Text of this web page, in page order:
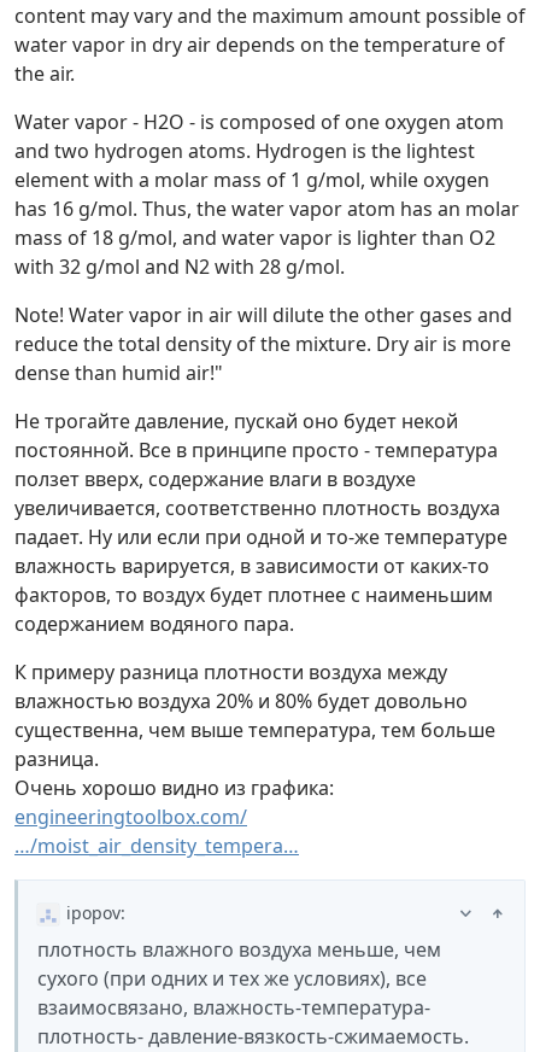
content may vary and the maximum amount possible of
water vapor in dry air depends on the temperature of
the air.
Water vapor - H2O - is composed of one oxygen atom
and two hydrogen atoms. Hydrogen is the lightest
element with a molar mass of 1 g/mol, while oxygen
has 16 g/mol. Thus, the water vapor atom has an molar
mass of 18 g/mol, and water vapor is lighter than O2
with 32 g/mol and N2 with 28 g/mol.
Note! Water vapor in air will dilute the other gases and
reduce the total density of the mixture. Dry air is more
dense than humid air!"
Не трогайте давление, пускай оно будет некой
постоянной. Все в принципе просто - температура
ползет вверх, содержание влаги в воздухе
увеличивается, соответственно плотность воздуха
падает. Ну или если при одной и то-же температуре
влажность варируется, в зависимости от каких-то
факторов, то воздух будет плотнее с наименьшим
содержанием водяного пара.
К примеру разница плотности воздуха между
влажностью воздуха 20% и 80% будет довольно
существенна, чем выше температура, тем больше
разница.
Очень хорошо видно из графика:
engineeringtoolbox.com/
…/moist_air_density_tempera…
ipopov:
плотность влажного воздуха меньше, чем
сухого (при одних и тех же условиях), все
взаимосвязано, влажность-температура-
плотность- давление-вязкость-сжимаемость.